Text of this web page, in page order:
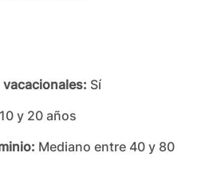
Sí
y 20 años
Mediano entre 40 y 80